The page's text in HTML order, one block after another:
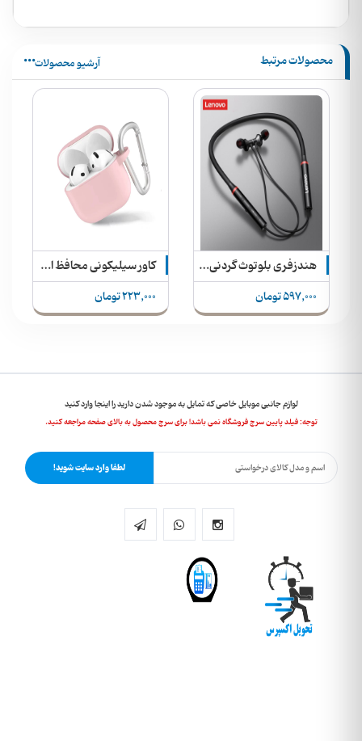
محصولات مرتبط آرشیو محصولات
هندزفری بلوتوث گردنی لنوو مدل HE05X
597,000 تومان
کاور سیلیکونی محافظ اورجینال ایرپاد 4 + رنگ بندی
223,000 تومان
لوازم جانبی موبایل خاصی که تمایل به موجود شدن دارید را اینجا وارد کنید
توجه: فیلد پایین سرچ فروشگاه نمی باشد! برای سرچ محصول به بالای صفحه مراجعه کنید.
لطفا وارد سایت شوید!